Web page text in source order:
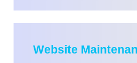
Website